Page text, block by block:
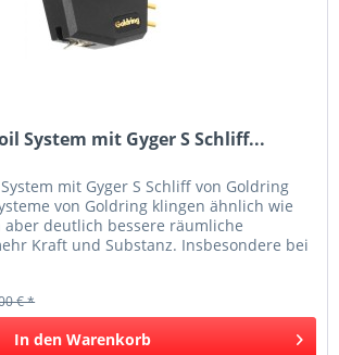
System mit Gyger S Schliff...
mit Gyger S Schliff von Goldring
von Goldring klingen ähnlich wie
aber deutlich bessere räumliche
Kraft und Substanz. Insbesondere bei
€ *
In den Warenkorb